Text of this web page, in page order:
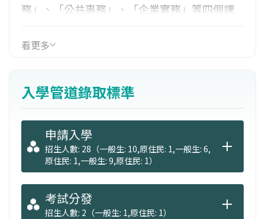
務」、「公共事務」、「企業實務」等四個課
共事務」、「媒體與文化出版」、「企業與經
板塊業務部門、政府公職、政黨黨工、國會助
理、智庫研究人員、基金會幹部、報社記者及
傳播廣告相關人員皆宜。
看更多
入學管道錄取標準
申請入學
招生人數: 28（一般生: 10,原住民: 1,一般生: 6,
原住民: 1,一般生: 9,原住民: 1）
考試分發
招生人數: 2（一般生: 1,原住民: 1）